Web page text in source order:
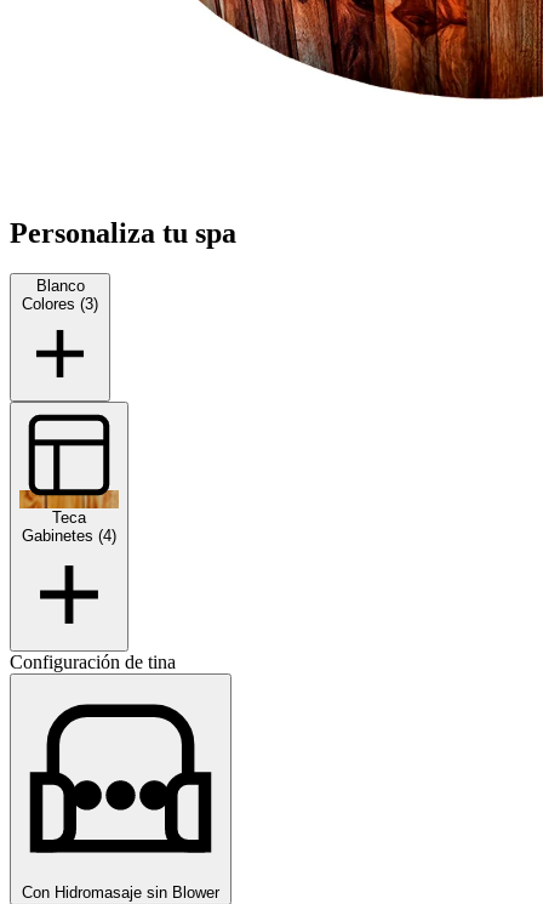
Personaliza tu spa
Blanco
Colores (3)
Teca
Gabinetes (4)
Configuración de tina
Con Hidromasaje sin Blower